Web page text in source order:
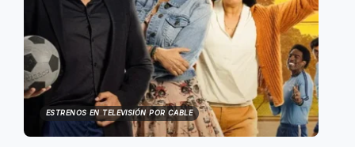
ESTRENOS EN TELEVISIÓN POR CABLE